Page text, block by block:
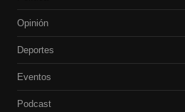
Opinión
Deportes
Eventos
Podcast